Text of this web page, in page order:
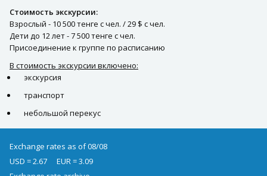
Стоимость экскурсии:
Взрослый - 10 500 тенге с чел. / 29 $ с чел.
Дети до 12 лет - 7 500 тенге с чел.
Присоединение к группе по расписанию
В стоимость экскурсии включено:
экскурсия
транспорт
небольшой перекус
Exchange rates as of 08/08
USD = 2.67
EUR = 3.09